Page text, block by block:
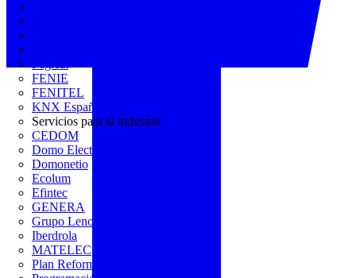
FENIE
FENITEL
KNX España
Servicios para la industria
CEDOM
Domo Electra
Domonetio
Ecolum
Efintec
GENERA
Grupo Lenor
Iberdrola
MATELEC
Plan Reforma